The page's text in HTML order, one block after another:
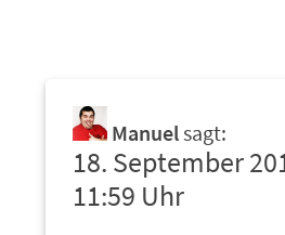
Manuelsagt:
18. September
11:59 Uhr